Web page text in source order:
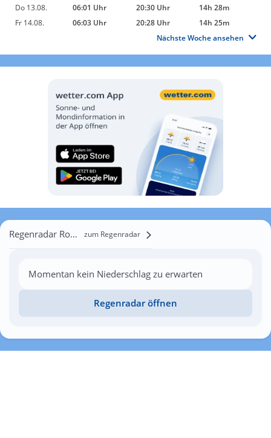
Do 13.08.
06:01 Uhr 20:30 Uhr
14h 28m
Fr 14.08.
06:03 Uhr 20:28 Uhr
14h 25m
Nächste Woche ansehen
Regenradar Romankivtsi zum Regenradar
Momentan kein Niederschlag zu erwarten
Regenradar öffnen